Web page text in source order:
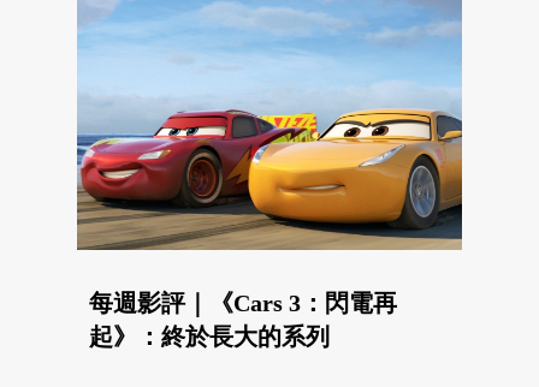
每週影評｜《Cars 3：閃電再
起》：終於長大的系列